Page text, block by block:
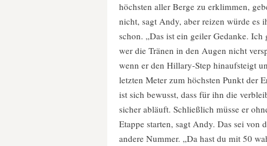
höchsten aller Berge zu erklimmen,
nicht, sagt Andy, aber reizen würde es
schon. „Das ist ein geiler Gedanke. Ich
wer die Tränen in den Augen nicht
wenn er den Hillary-Step hinaufsteigt
letzten Meter zum höchsten Punkt der
ist sich bewusst, dass für ihn die
sicher abläuft. Schließlich müsse er
Etappe starten, sagt Andy. Das sei von
andere Nummer. „Da hast du mit 50